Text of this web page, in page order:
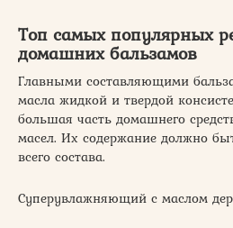
Топ самых популярных
домашних бальзамов
Главными составляющими
масла жидкой и твердой
большая часть домашнего
масел. Их содержание должно
всего состава.
Суперувлажняющий с маслом